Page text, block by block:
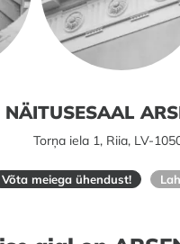
NÄITUSESAAL
Torņa iela 1, Riia, LV-
Võta meiega ühendust!